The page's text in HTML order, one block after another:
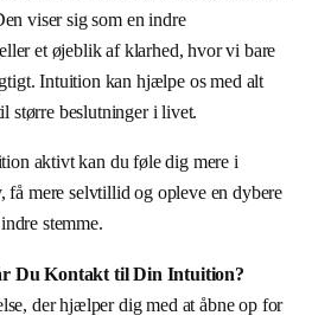
viser sig som en indre
et øjeblik af klarhed, hvor vi bare
Intuition kan hjælpe os med alt
større beslutninger i livet.
aktivt kan du føle dig mere i
få mere selvtillid og opleve en dybere
stemme.
Du Kontakt til Din Intuition?
der hjælper dig med at åbne op for